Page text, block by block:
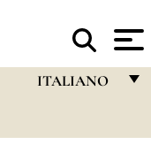
ITALIANO